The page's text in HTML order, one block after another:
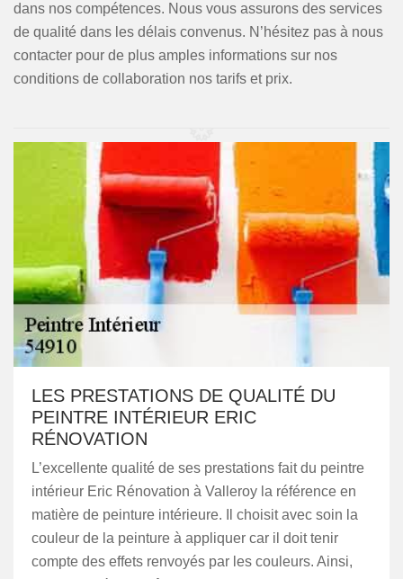
dans nos compétences. Nous vous assurons des services
de qualité dans les délais convenus. N’hésitez pas à nous
contacter pour de plus amples informations sur nos
conditions de collaboration nos tarifs et prix.
LES PRESTATIONS DE QUALITÉ DU
PEINTRE INTÉRIEUR ERIC
RÉNOVATION
L’excellente qualité de ses prestations fait du peintre
intérieur Eric Rénovation à Valleroy la référence en
matière de peinture intérieure. Il choisit avec soin la
couleur de la peinture à appliquer car il doit tenir
compte des effets renvoyés par les couleurs. Ainsi,